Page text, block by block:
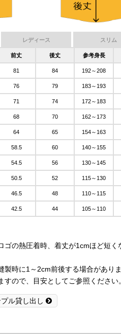
レディース スリム
前丈 後丈 参考身長
81 84 192～208
76 79 183～193
71 74 172～183
68 70 162～173
64 65 154～163
58.5 60 140～155
54.5 56 130～145
50.5 52 115～130
46.5 48 110～115
42.5 44 105～110
の熱圧着時、着丈が1cmほど短く
時に1～2cm前後する場合がありま
ので、目安としてご参照ください。
ル貸し出し